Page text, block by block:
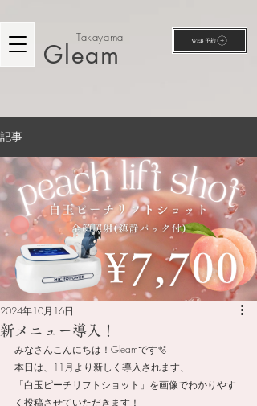
WEB予約
Gleam
Takayama
記事
新メニュー導入！
2024年10月16日
みなさんこんにちは！Gleamです🫧
本日は、11月より新しく導入されます、
「白玉ピーチリフトショット」を画像でわかりやす
く投稿させていただきます！